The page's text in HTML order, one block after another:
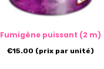
Fumigène puissant (2 m)
€15.00 (prix par unité)